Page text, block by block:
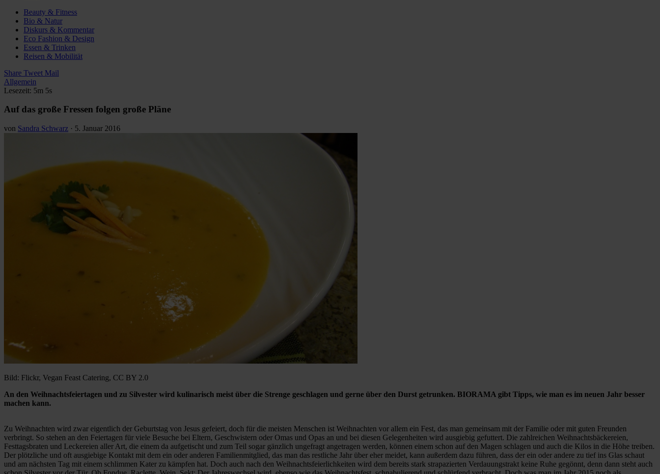
Beauty & Fitness
Bio & Natur
Diskurs & Kommentar
Eco Fashion & Design
Essen & Trinken
Reisen & Mobilität
Share Tweet Mail
Allgemein
Lesezeit: 5m 5s
Auf das große Fressen folgen große Pläne
von Sandra Schwarz · 5. Januar 2016
Bild: Flickr, Vegan Feast Catering, CC BY 2.0
An den Weihnachtsfeiertagen und zu Silvester wird kulinarisch meist über die Strenge geschlagen und gerne über den Durst getrunken. BIORAMA gibt Tipps, wie man es im neuen Jahr besser
machen kann.
Zu Weihnachten wird zwar eigentlich der Geburtstag von Jesus gefeiert, doch für die meisten Menschen ist Weihnachten vor allem ein Fest, das man gemeinsam mit der Familie oder mit guten Freunden
verbringt. So stehen an den Feiertagen für viele Besuche bei Eltern, Geschwistern oder Omas und Opas an und bei diesen Gelegenheiten wird ausgiebig gefuttert. Die zahlreichen Weihnachtsbäckereien,
Festtagsbraten und Leckereien aller Art, die einem da aufgetischt und zum Teil sogar gänzlich ungefragt angetragen werden, können einem schon auf den Magen schlagen und auch die Kilos in die Höhe treiben.
Der plötzliche und oft ausgiebige Kontakt mit dem ein oder anderen Familienmitglied, das man das restliche Jahr über eher meidet, kann außerdem dazu führen, dass der ein oder andere zu tief ins Glas schaut
und am nächsten Tag mit einem schlimmen Kater zu kämpfen hat. Doch auch nach den Weihnachtsfeierlichkeiten wird dem bereits stark strapazierten Verdauungstrakt keine Ruhe gegönnt, denn dann steht auch